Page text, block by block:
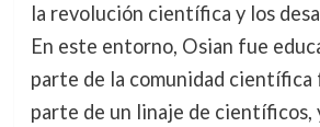
la revolución científica y los
En este entorno, Osian fue
parte de la comunidad científica
parte de un linaje de científicos,